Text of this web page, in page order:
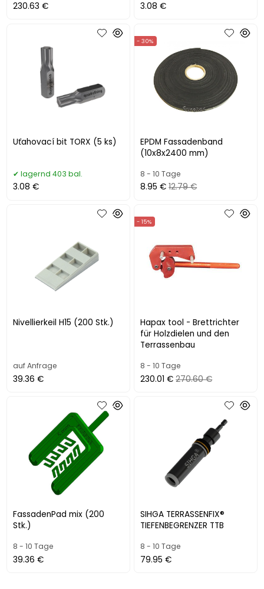
230.63 € 3.08 €
Uťahovací bit TORX (5 ks)
lagernd 403 bal.
3.08 €
EPDM Fassadenband
(10x8x2400 mm)
- 30%
8 - 10 Tage
8.95 € 12.79 €
Nivellierkeil H15 (200 Stk.)
auf Anfrage
39.36 €
Hapax tool - Brettrichter
für Holzdielen und den
Terrassenbau
- 15%
8 - 10 Tage
230.01 € 270.60 €
FassadenPad mix (200
Stk.)
8 - 10 Tage
39.36 €
SIHGA TERRASSENFIX®
TIEFENBEGRENZER TTB
8 - 10 Tage
79.95 €